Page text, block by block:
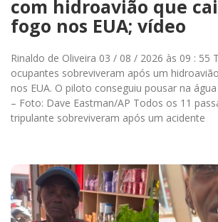
com hidroavião que
fogo nos EUA; vídeo
Rinaldo de Oliveira 03 / 08 / 2026 às 09 : 55
ocupantes sobreviveram após um
nos EUA. O piloto conseguiu pousar na
– Foto: Dave Eastman/AP Todos os 11
tripulante sobreviveram após um acidente